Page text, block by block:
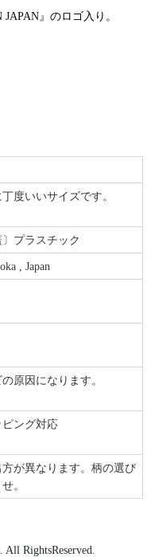
』のロゴ入り。
度いいサイズです。
プラスチック
, Japan
原因になります。
ング対応
が異なります。柄の選び
。
All RightsReserved.